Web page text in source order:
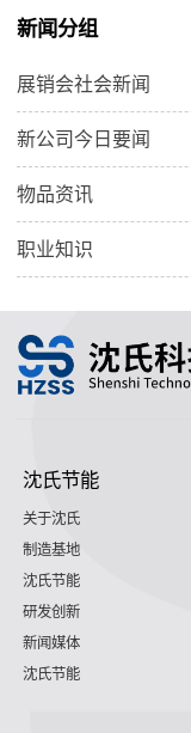
新闻分组
展销会社会新闻
新公司今日要闻
物品资讯
职业知识
沈氏节能
关于沈氏
制造基地
沈氏节能
研发创新
新闻媒体
沈氏节能